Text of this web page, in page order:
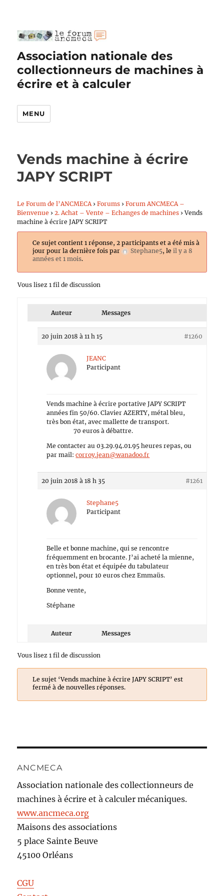
Association nationale des
collectionneurs de machines à
écrire et à calculer
MENU
Vends machine à écrire
JAPY SCRIPT
Le Forum de l’ANCMECA › Forums › Forum ANCMECA –
Bienvenue › 2. Achat – Vente – Echanges de machines › Vends
machine à écrire JAPY SCRIPT
Ce sujet contient 1 réponse, 2 participants et a été mis à
jour pour la dernière fois par
Stephane5, le il y a 8
années et 1 mois.
Vous lisez 1 fil de discussion
Auteur Messages
20 juin 2018 à 11 h 15 #1260
JEANC
Participant
Vends machine à écrire portative JAPY SCRIPT
années fin 50/60. Clavier AZERTY, métal bleu,
très bon état, avec mallette de transport.
70 euros à débattre.
Me contacter au 03.29.94.01.95 heures repas, ou
par mail:corroy.jean@wanadoo.fr
20 juin 2018 à 18 h 35 #1261
Stephane5
Participant
Belle et bonne machine, qui se rencontre
fréquemment en brocante. J’ai acheté la mienne,
en très bon état et équipée du tabulateur
optionnel, pour 10 euros chez Emmaüs.
Bonne vente,
Stéphane
Auteur Messages
Vous lisez 1 fil de discussion
Le sujet ‘Vends machine à écrire JAPY SCRIPT’ est
fermé à de nouvelles réponses.
ANCMECA
Association nationale des collectionneurs de
machines à écrire et à calculer mécaniques.
www.ancmeca.org
Maisons des associations
5 place Sainte Beuve
45100 Orléans
CGU